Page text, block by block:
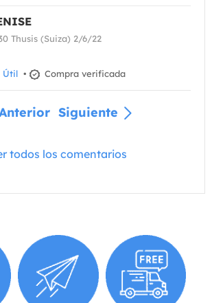
Thusis (Suiza) 2/6/22
Útil • Compra verificada
Siguiente
todos los comentarios